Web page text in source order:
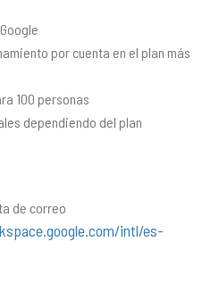
por cuenta en el plan más
100 personas
dependiendo del plan
de correo
intl/es-